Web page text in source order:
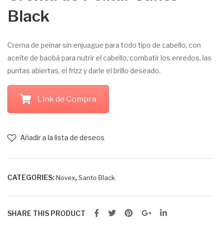
de
Que Aco
ck
Black
Crema de peinar sin enjuague para todo tipo de cabello, con
aceite de baobá para nutrir el cabello, combatir los enredos, las
puntas abiertas, el frizz y darle el brillo deseado.
Link de Compra
Añadir a la lista de deseos
CATEGORIES: Novex, Santo Black
SHARE THIS PRODUCT